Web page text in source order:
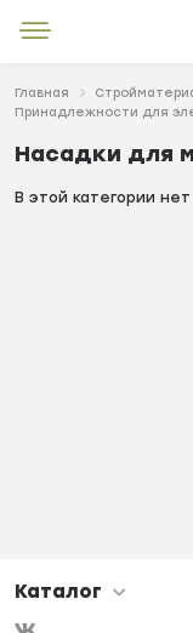
Главная
Принадлежности для
Насадки для
В этой категории
Каталог